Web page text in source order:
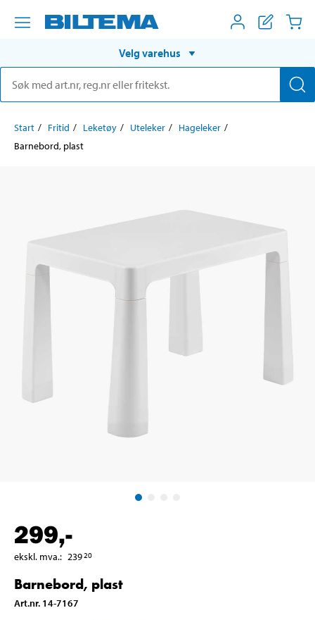
Velg varehus
Start Fritid Leketøy Uteleker
Hageleker
Barnebord, plast
299,-
ekskl. mva.: 23920
Barnebord, plast
Art.nr. 14-7167